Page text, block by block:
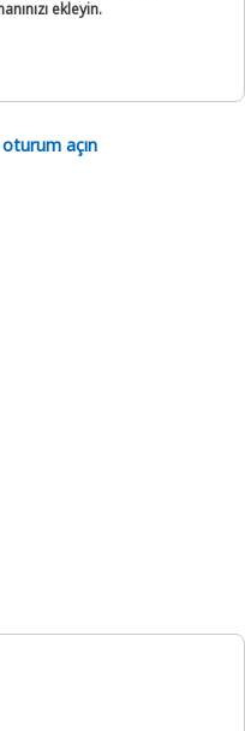
ekleyin.
açın